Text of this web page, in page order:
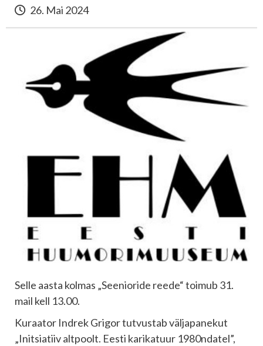
26. Mai 2024
Selle aasta kolmas „Seenioride reede“ toimub 31.
mail kell 13.00.
Kuraator Indrek Grigor tutvustab väljapanekut
„Initsiatiiv altpoolt. Eesti karikatuur 1980ndatel”,